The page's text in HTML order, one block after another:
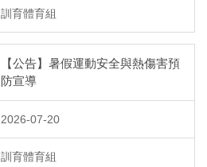
訓育體育組
【公告】暑假運動安全與熱傷害預
防宣導
2026-07-20
訓育體育組